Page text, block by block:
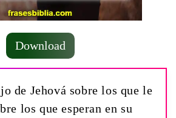
Download
de Jehová sobre los que le
los que esperan en su